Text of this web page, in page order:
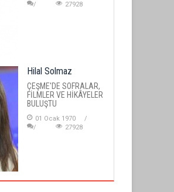
27928
Hilal Solmaz
ÇEŞME'DE SOFRALAR,
FİLMLER VE HİKÂYELER
BULUŞTU
01 Ocak 1970
27928